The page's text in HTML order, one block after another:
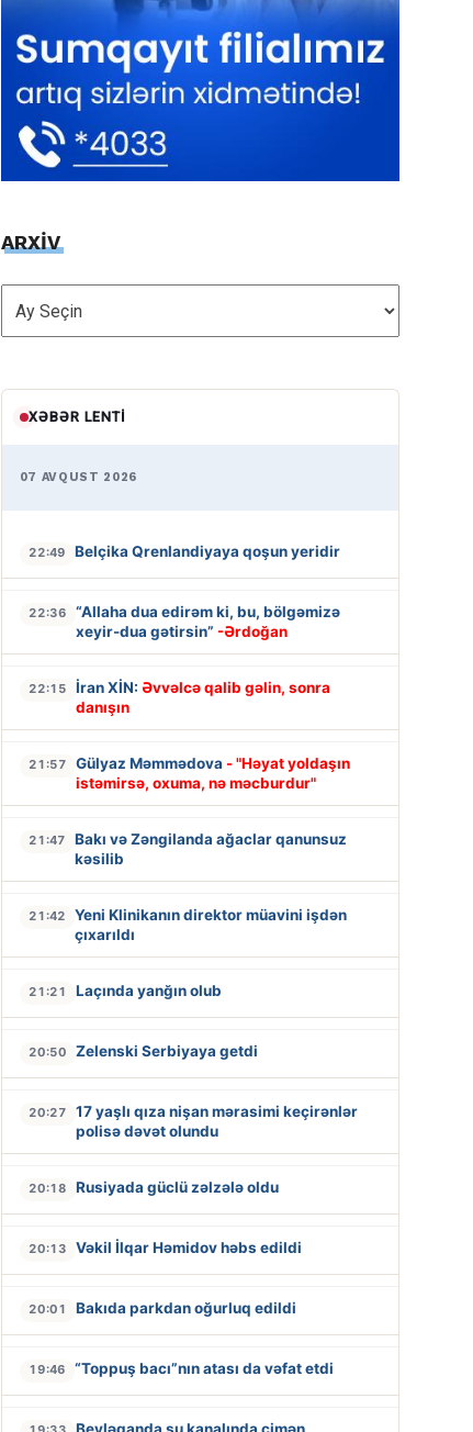
ARXİV
ARXİV
XƏBƏR LENTI
07 AVQUST 2026
22:49 Belçika Qrenlandiyaya qoşun yeridir
22:36
“Allaha dua edirəm ki, bu, bölgəmizə
xeyir-dua gətirsin” -Ərdoğan
22:15 İran XİN: Əvvəlcə qalib gəlin, sonra
danışın
21:57 Gülyaz Məmmədova - "Həyat yoldaşın
istəmirsə, oxuma, nə məcburdur"
21:47
Bakı və Zəngilanda ağaclar qanunsuz
kəsilib
21:42
Yeni Klinikanın direktor müavini işdən
çıxarıldı
21:21 Laçında yanğın olub
20:50 Zelenski Serbiyaya getdi
20:27
17 yaşlı qıza nişan mərasimi keçirənlər
polisə dəvət olundu
20:18 Rusiyada güclü zəlzələ oldu
20:13 Vəkil İlqar Həmidov həbs edildi
20:01 Bakıda parkdan oğurluq edildi
19:46 “Toppuş bacı”nın atası da vəfat etdi